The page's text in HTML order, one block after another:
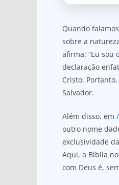
Quando
sobre a
afirma: “Eu sou
declaração
Cristo.
Salvador.
Além disso, em
outro nome
exclusividade
Aqui, a Bíblia
com Deus é,